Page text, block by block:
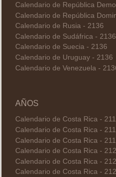
Calendario de República
Calendario de República
Calendario de Rusia - 2136
Calendario de Sudáfrica - 2136
Calendario de Suecia - 2136
Calendario de Uruguay - 2136
Calendario de Venezuela -
AÑOS
Calendario de Costa Rica -
Calendario de Costa Rica -
Calendario de Costa Rica -
Calendario de Costa Rica -
Calendario de Costa Rica -
Calendario de Costa Rica -